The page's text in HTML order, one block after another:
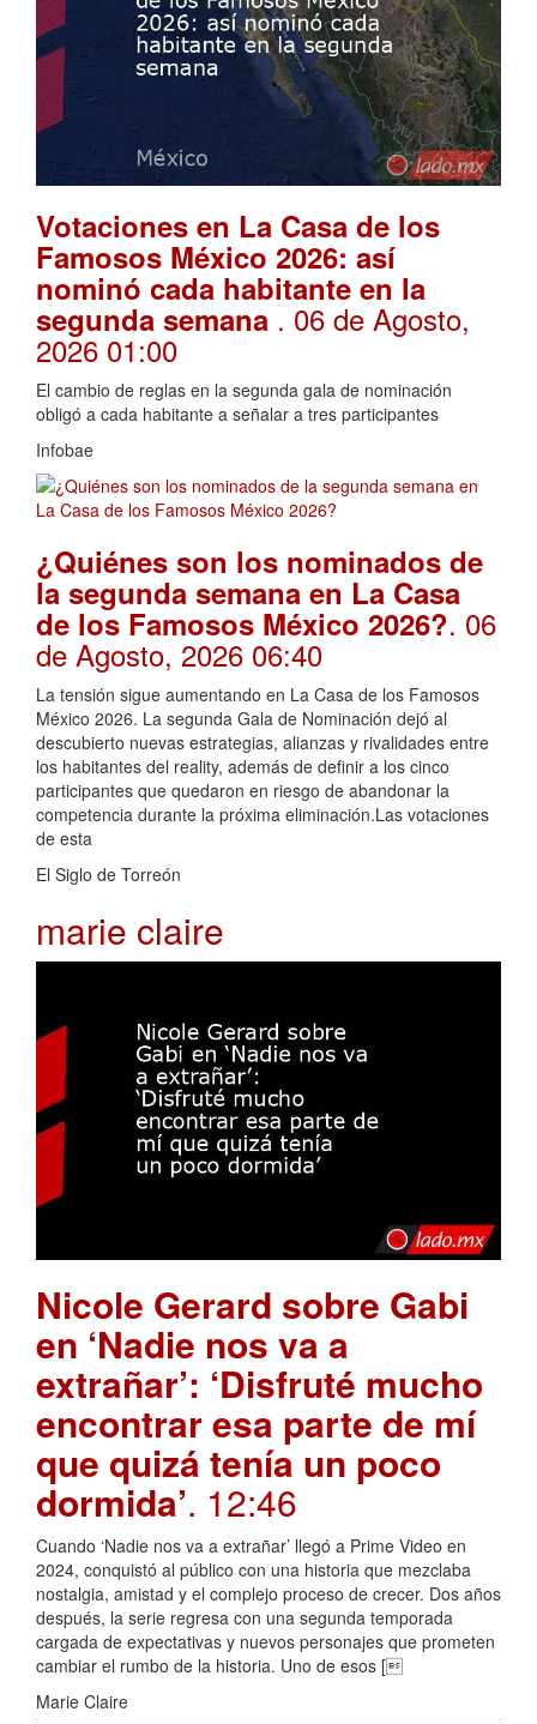
Votaciones en La Casa de los
Famosos México 2026: así
nominó cada habitante en la
segunda semana . 06 de Agosto,
2026 01:00
El cambio de reglas en la segunda gala de nominación
obligó a cada habitante a señalar a tres participantes
Infobae
¿Quiénes son los nominados de
la segunda semana en La Casa
de los Famosos México 2026?. 06
de Agosto, 2026 06:40
La tensión sigue aumentando en La Casa de los Famosos
México 2026. La segunda Gala de Nominación dejó al
descubierto nuevas estrategias, alianzas y rivalidades entre
los habitantes del reality, además de definir a los cinco
participantes que quedaron en riesgo de abandonar la
competencia durante la próxima eliminación.Las votaciones
de esta
El Siglo de Torreón
marie claire
Nicole Gerard sobre Gabi
en ‘Nadie nos va a
extrañar’: ‘Disfruté mucho
encontrar esa parte de mí
que quizá tenía un poco
dormida’. 12:46
Cuando ‘Nadie nos va a extrañar’ llegó a Prime Video en
2024, conquistó al público con una historia que mezclaba
nostalgia, amistad y el complejo proceso de crecer. Dos años
después, la serie regresa con una segunda temporada
cargada de expectativas y nuevos personajes que prometen
cambiar el rumbo de la historia. Uno de esos [
Marie Claire